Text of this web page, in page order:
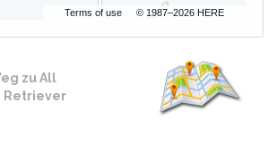
Terms of use © 1987–2026 HERE
zu All
Retriever